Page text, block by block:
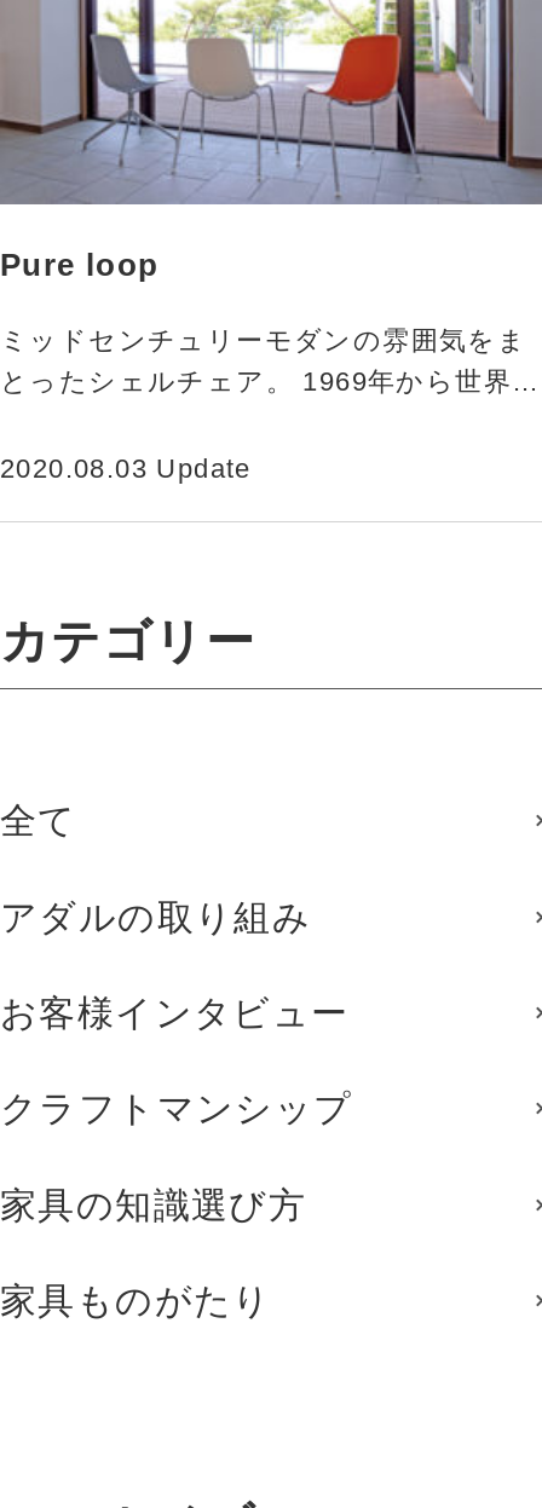
Pure loop
ミッドセンチュリーモダンの雰囲気をま
とったシェルチェア。 1969年から世界中
てきたイタリアOMP 社が2008年に発表
2020.08.03 Update
カテゴリー
全て
アダルの取り組み
お客様インタビュー
クラフトマンシップ
家具の知識選び方
家具ものがたり